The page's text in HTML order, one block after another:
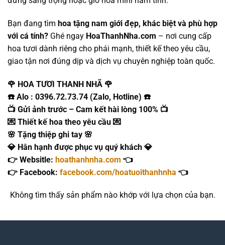
Bạn đang tìm hoa tặng nam giới đẹp, khác biệt và phù hợp
với cá tính? Ghé ngay HoaThanhNha.com – nơi cung cấp
hoa tươi dành riêng cho phái mạnh, thiết kế theo yêu cầu,
giao tận nơi đúng dịp và dịch vụ chuyên nghiệp toàn quốc.
🌹 HOA TƯƠI THANH NHÃ 🌹
☎️ Alo : 0396.72.73.74 (Zalo, Hotline) ☎️
📺 Gửi ảnh trước – Cam kết hài lòng 100% 📺
💌 Thiết kế hoa theo yêu cầu 💌
🌸 Tặng thiệp ghi tay 🌸
💎 Hân hạnh được phục vụ quý khách 💎
👉 Websitle: hoathanhnha.com 👈
👉 Facebook: facebook.com/hoatuoithanhnha 👈
Không tìm thấy sản phẩm nào khớp với lựa chọn của bạn.